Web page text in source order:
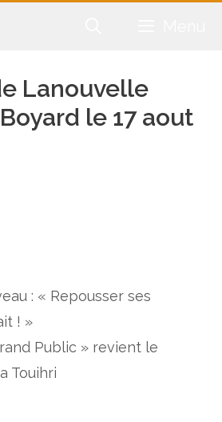
Lanouvelle
le 17 aout
: « Repousser ses
! »
Public » revient le
Touihri